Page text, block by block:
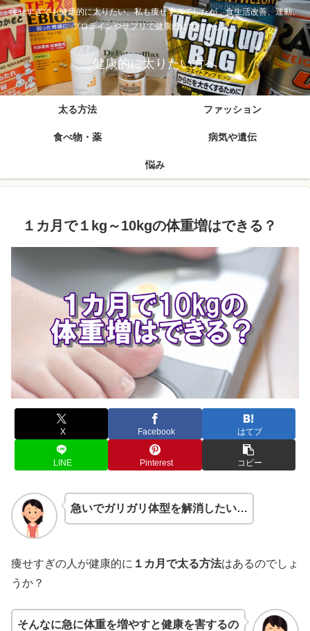
痩せすぎでも健康的に太りたい、私も痩せすぎでしたが、食生活改善、運動、
プロテインやサプリで健康的に太れました。
健康的に太りたい方へ
太る方法 ファッション
食べ物・薬 病気や遺伝
悩み
１カ月で１kg～10kgの体重増はできる？
X Facebook はてブ
LINE Pinterest コピー
急いでガリガリ体型を解消したい…
痩せすぎの人が健康的に １カ月で太る方法はあるのでしょ
うか？
そんなに急に体重を増やすと健康を害するの